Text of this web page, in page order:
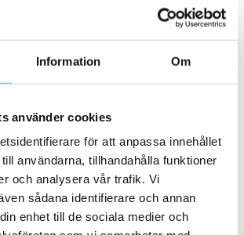
Information Om
använder cookies
för att anpassa innehållet
användarna, tillhandahålla funktioner
och analysera vår trafik. Vi
sådana identifierare och annan
enhet till de sociala medier och
ca 15x15 cm(43)
cm(3)
15x60 cm(1)
15x60 cm(1)
ca 20x20 cm
(22)
20x20 cm(22)
cm(2)
cm(4)